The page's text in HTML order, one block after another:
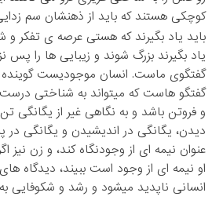
کوچکی هستند که باید از ذهنشان سم
باید یاد بگیرند که هستی عرصه ی تفکر و
یاد بگیرند بزرگ شوند و زیبایی ها را پس
گفتگوی ماست. انسان موجودیست گوینده
گفتگو هاست که میتواند به شناختی
و فروتن باشد و به نگاهی غیر از یگانگی
دیدن، یگانگی در اندیشیدن و یگانگی در
عنوان نیمه ای از وجودنگاه کند، و زن نیز
او نیمه ای از وجود است ببیند، دیدگاه
انسانی ناپدید میشود و رشد و شکوفایی